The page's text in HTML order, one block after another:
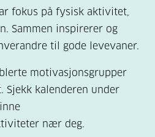
fokus på fysisk aktivitet,
Sammen inspirerer og
til gode levevaner.
motivasjonsgrupper
Sjekk kalenderen under
nær deg.